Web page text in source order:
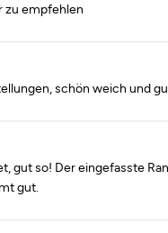
zu empfehlen
schön weich und
gut so! Der eingefasste
gut.